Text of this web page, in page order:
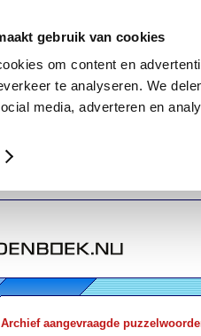
gebruik van cookies
om content en
te analyseren. We
media, adverteren en
Archief aangevraagde